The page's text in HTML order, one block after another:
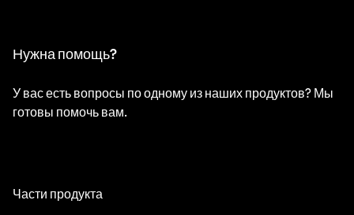
Нужна помощь?
У вас есть вопросы по одному из наших продуктов? Мы
готовы помочь вам.
Части продукта